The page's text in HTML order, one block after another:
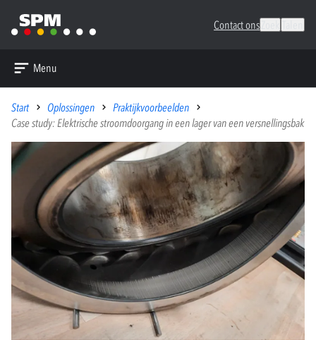
Contact ons
Menu
Start Oplossingen
Praktijkvoorbeelden
Case study: Elektrische stroomdoorgang in een lager van een versnellingsbak